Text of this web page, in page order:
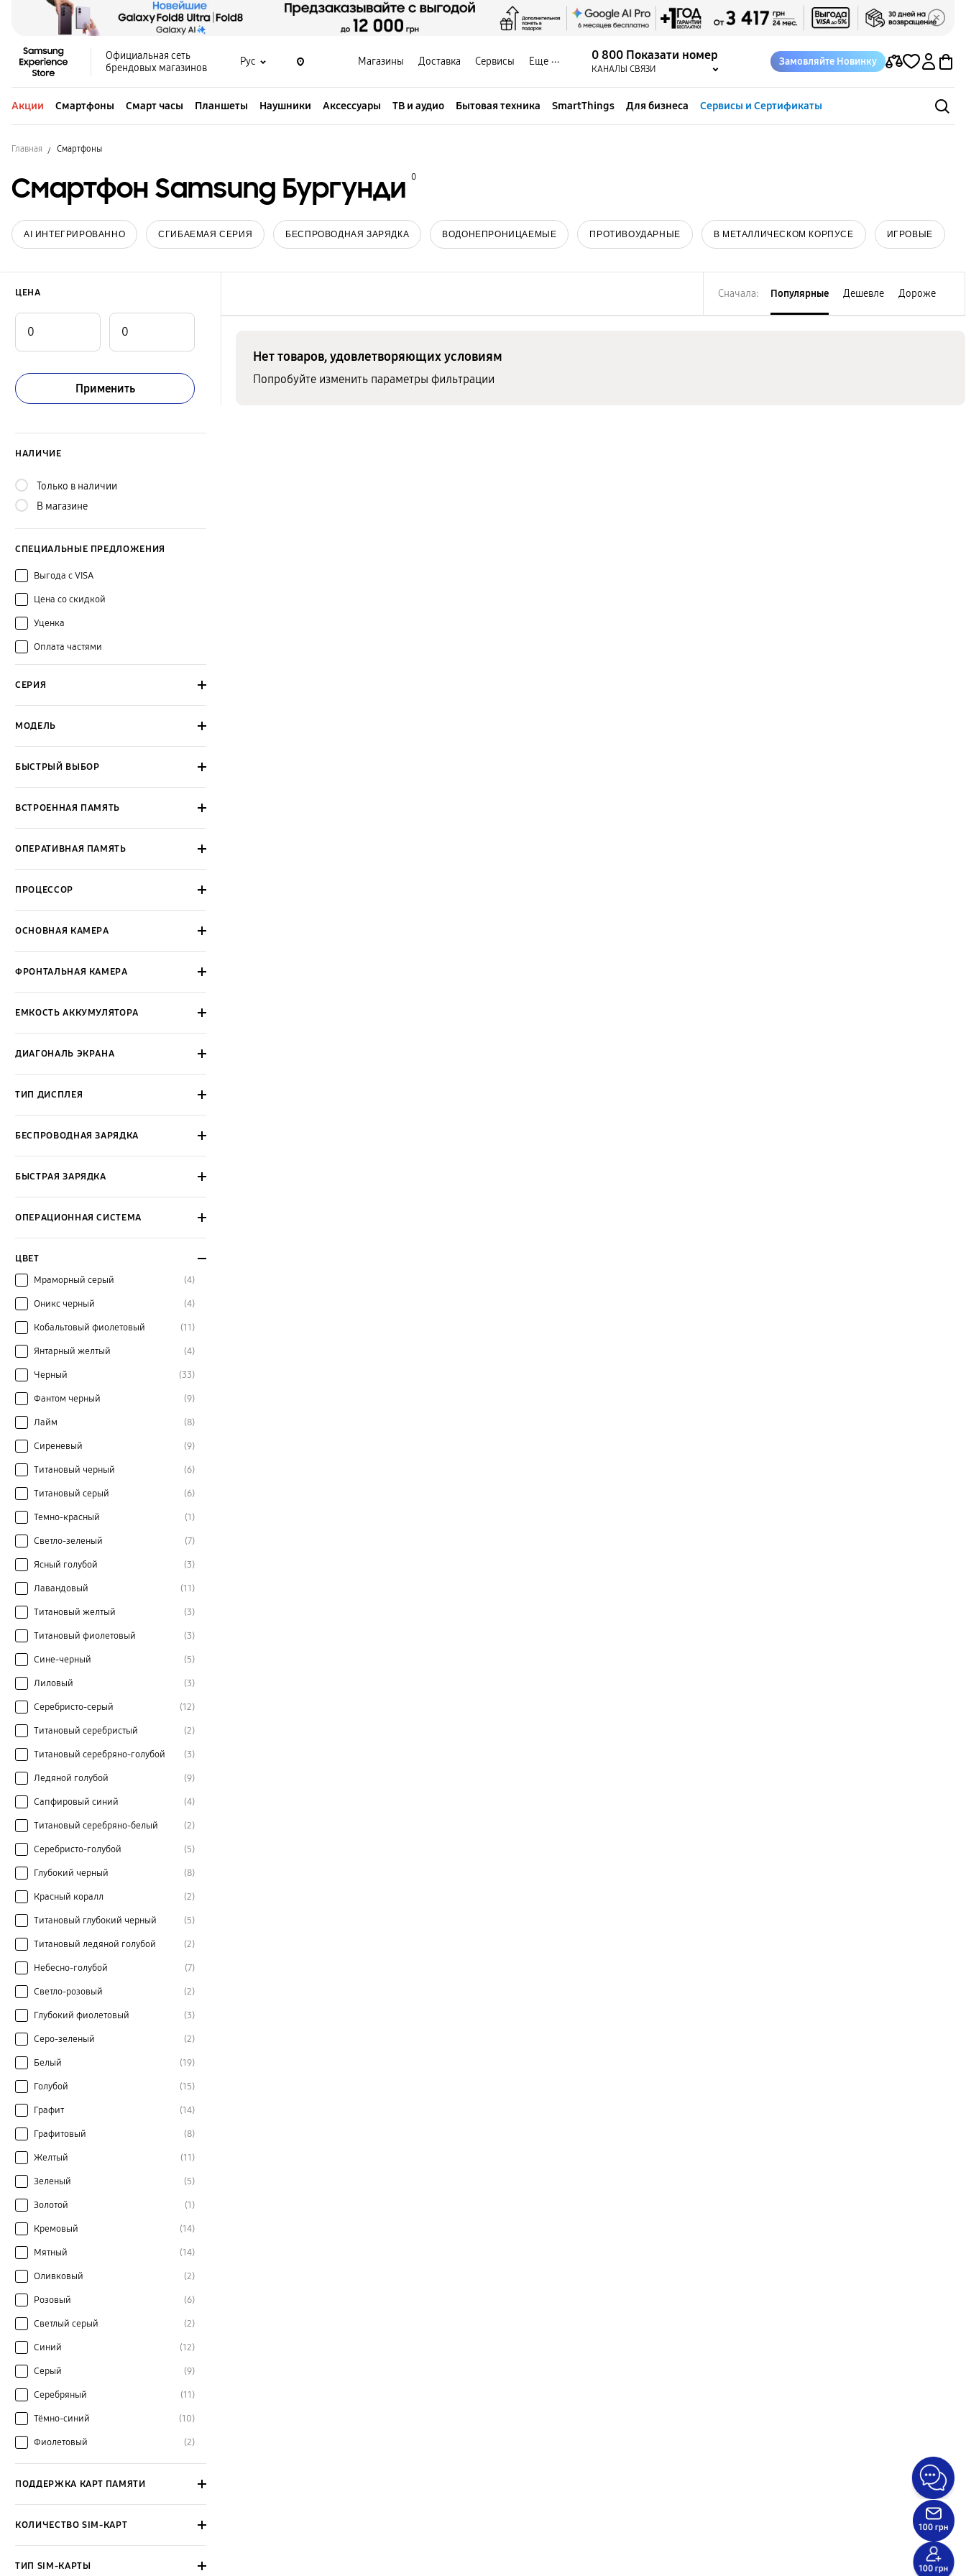
Официальная сеть
брендовых магазинов
Рус Магазины Доставка Сервисы Еще 0 800 Показати номер
КАНАЛЫ СВЯЗИ
Замовляйте Новинку
Акции Смартфоны Смарт часы Планшеты Наушники Аксессуары ТВ и аудио Бытовая техника SmartThings Для бизнеса Сервисы и Сертификаты
Главная Смартфоны
Смартфон Samsung Бургунди 0
AI ИНТЕГРИРОВАННО СГИБАЕМАЯ СЕРИЯ БЕСПРОВОДНАЯ ЗАРЯДКА ВОДОНЕПРОНИЦАЕМЫЕ ПРОТИВОУДАРНЫЕ В МЕТАЛЛИЧЕСКОМ КОРПУСЕ ИГРОВЫЕ
ЦЕНА
Применить
НАЛИЧИЕ
Только в наличии
В магазине
СПЕЦИАЛЬНЫЕ ПРЕДЛОЖЕНИЯ
Выгода с VISA
Цена со скидкой
Уценка
Оплата частями
СЕРИЯ
МОДЕЛЬ
БЫСТРЫЙ ВЫБОР
ВСТРОЕННАЯ ПАМЯТЬ
ОПЕРАТИВНАЯ ПАМЯТЬ
ПРОЦЕССОР
ОСНОВНАЯ КАМЕРА
ФРОНТАЛЬНАЯ КАМЕРА
ЕМКОСТЬ АККУМУЛЯТОРА
ДИАГОНАЛЬ ЭКРАНА
ТИП ДИСПЛЕЯ
БЕСПРОВОДНАЯ ЗАРЯДКА
БЫСТРАЯ ЗАРЯДКА
ОПЕРАЦИОННАЯ СИСТЕМА
ЦВЕТ
Мраморный серый
(4)
Оникс черный (4)
Кобальтовый фиолетовый (11)
Янтарный желтый (4)
Черный (33)
Фантом черный (9)
Лайм (8)
Сиреневый (9)
Титановый черный (6)
Титановый серый (6)
Темно-красный (1)
Светло-зеленый (7)
Ясный голубой (3)
Лавандовый (11)
Титановый желтый (3)
Титановый фиолетовый (3)
Сине-черный (5)
Лиловый (3)
Серебристо-серый (12)
Титановый серебристый (2)
Титановый серебряно-голубой (3)
Ледяной голубой (9)
Сапфировый синий (4)
Титановый серебряно-белый (2)
Серебристо-голубой (5)
Глубокий черный (8)
Красный коралл (2)
Титановый глубокий черный (5)
Титановый ледяной голубой (2)
Небесно-голубой (7)
Светло-розовый (2)
Глубокий фиолетовый (3)
Серо-зеленый (2)
Белый (19)
Голубой (15)
Графит (14)
Графитовый (8)
Желтый (11)
Зеленый (5)
Золотой (1)
Кремовый (14)
Мятный (14)
Оливковый (2)
Розовый (6)
Светлый серый (2)
Синий (12)
Серый (9)
Серебряный (11)
Тёмно-синий (10)
Фиолетовый (2)
ПОДДЕРЖКА КАРТ ПАМЯТИ
КОЛИЧЕСТВО SIM-КАРТ
ТИП SIM-КАРТЫ
Сначала: Популярные Дешевле Дороже
Нет товаров, удовлетворяющих условиям
Попробуйте изменить параметры фильтрации